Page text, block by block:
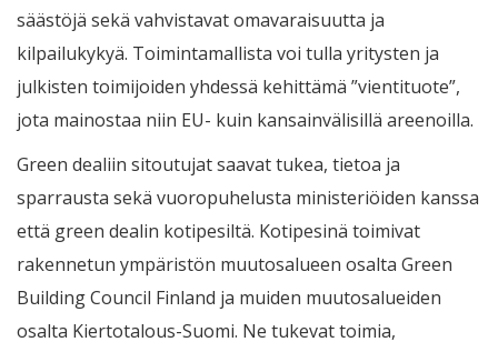
säästöjä sekä vahvistavat omavaraisuutta ja
kilpailukykyä. Toimintamallista voi tulla yritysten ja
julkisten toimijoiden yhdessä kehittämä ”vientituote”,
jota mainostaa niin EU- kuin kansainvälisillä areenoilla.
Green dealiin sitoutujat saavat tukea, tietoa ja
sparrausta sekä vuoropuhelusta ministeriöiden kanssa
että green dealin kotipesiltä. Kotipesinä toimivat
rakennetun ympäristön muutosalueen osalta Green
Building Council Finland ja muiden muutosalueiden
osalta Kiertotalous-Suomi. Ne tukevat toimia,